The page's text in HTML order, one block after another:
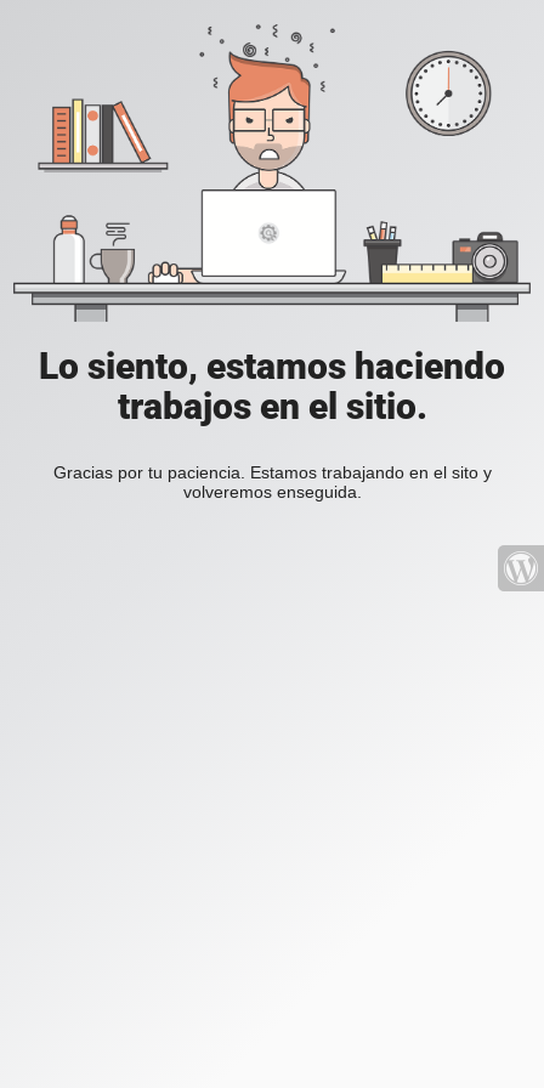
Lo siento, estamos haciendo
trabajos en el sitio.
Gracias por tu paciencia. Estamos trabajando en el sito y
volveremos enseguida.